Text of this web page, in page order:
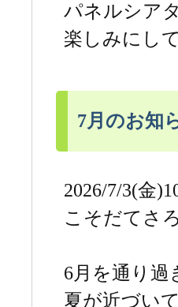
パネルシア
楽しみにし
7月のお知
2026/7/3(金
こそだてさ
6月を通り過
夏が近づい